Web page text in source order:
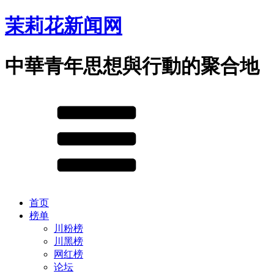
茉莉花新闻网
中華青年思想與行動的聚合地
首页
榜单
川粉榜
川黑榜
网红榜
论坛